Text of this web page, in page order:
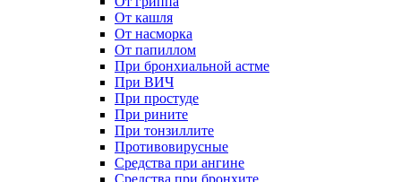
От кашля
От насморка
От папиллом
При бронхиальной астме
При ВИЧ
При простуде
При рините
При тонзиллите
Противовирусные
Средства при ангине
Средства при бронхите